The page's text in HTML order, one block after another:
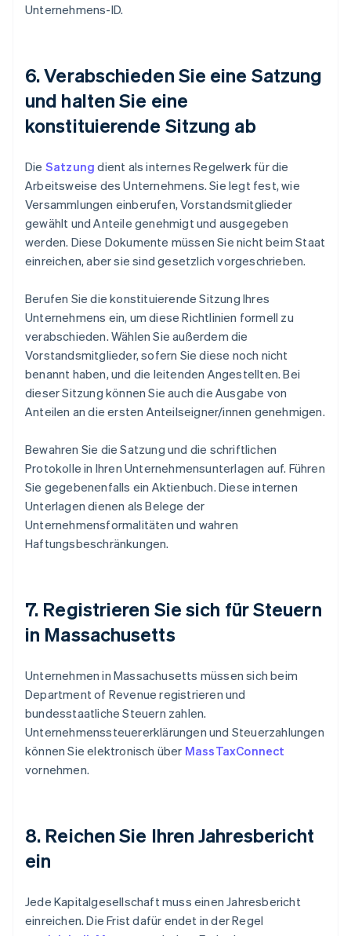
Unternehmens-ID.
6. Verabschieden Sie eine Satzung
und halten Sie eine
konstituierende Sitzung ab
Die Satzung dient als internes Regelwerk für die
Arbeitsweise des Unternehmens. Sie legt fest, wie
Versammlungen einberufen, Vorstandsmitglieder
gewählt und Anteile genehmigt und ausgegeben
werden. Diese Dokumente müssen Sie nicht beim Staat
einreichen, aber sie sind gesetzlich vorgeschrieben.
Berufen Sie die konstituierende Sitzung Ihres
Unternehmens ein, um diese Richtlinien formell zu
verabschieden. Wählen Sie außerdem die
Vorstandsmitglieder, sofern Sie diese noch nicht
benannt haben, und die leitenden Angestellten. Bei
dieser Sitzung können Sie auch die Ausgabe von
Anteilen an die ersten Anteilseigner/innen genehmigen.
Bewahren Sie die Satzung und die schriftlichen
Protokolle in Ihren Unternehmensunterlagen auf. Führen
Sie gegebenenfalls ein Aktienbuch. Diese internen
Unterlagen dienen als Belege der
Unternehmensformalitäten und wahren
Haftungsbeschränkungen.
7. Registrieren Sie sich für Steuern
in Massachusetts
Unternehmen in Massachusetts müssen sich beim
Department of Revenue registrieren und
bundesstaatliche Steuern zahlen.
Unternehmenssteuererklärungen und Steuerzahlungen
können Sie elektronisch über MassTaxConnect
vornehmen.
8. Reichen Sie Ihren Jahresbericht
ein
Jede Kapitalgesellschaft muss einen Jahresbericht
einreichen. Die Frist dafür endet in der Regel